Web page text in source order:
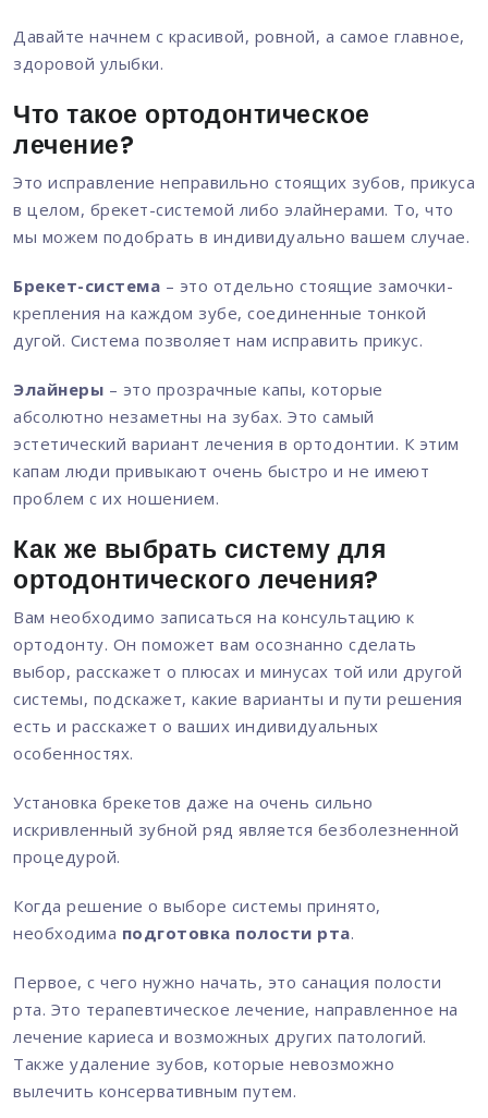
Давайте начнем с красивой, ровной, а самое главное,
здоровой улыбки.
Что такое ортодонтическое
лечение?
Это исправление неправильно стоящих зубов, прикуса
в целом, брекет-системой либо элайнерами. То, что
мы можем подобрать в индивидуально вашем случае.
Брекет-система – это отдельно стоящие замочки-
крепления на каждом зубе, соединенные тонкой
дугой. Система позволяет нам исправить прикус.
Элайнеры – это прозрачные капы, которые
абсолютно незаметны на зубах. Это самый
эстетический вариант лечения в ортодонтии. К этим
капам люди привыкают очень быстро и не имеют
проблем с их ношением.
Как же выбрать систему для
ортодонтического лечения?
Вам необходимо записаться на консультацию к
ортодонту. Он поможет вам осознанно сделать
выбор, расскажет о плюсах и минусах той или другой
системы, подскажет, какие варианты и пути решения
есть и расскажет о ваших индивидуальных
особенностях.
Установка брекетов даже на очень сильно
искривленный зубной ряд является безболезненной
процедурой.
Когда решение о выборе системы принято,
необходима подготовка полости рта.
Первое, с чего нужно начать, это санация полости
рта. Это терапевтическое лечение, направленное на
лечение кариеса и возможных других патологий.
Также удаление зубов, которые невозможно
вылечить консервативным путем.